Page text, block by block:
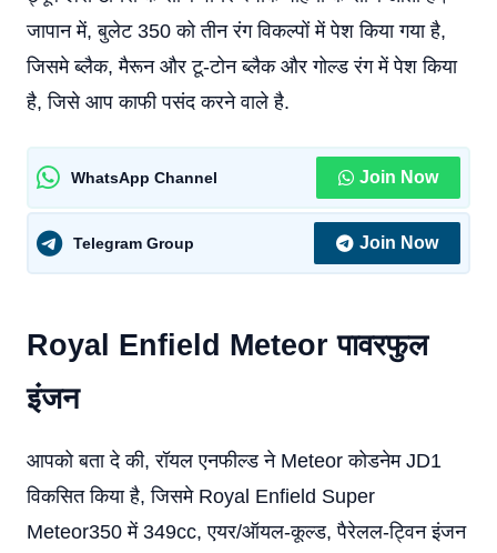
जापान में, बुलेट 350 को तीन रंग विकल्पों में पेश किया गया है,
जिसमे ब्लैक, मैरून और टू-टोन ब्लैक और गोल्ड रंग में पेश किया
है, जिसे आप काफी पसंद करने वाले है.
WhatsApp Channel Join Now
Telegram Group Join Now
Royal Enfield Meteorपावरफुल
इंजन
आपको बता दे की, रॉयल एनफील्ड ने Meteor कोडनेम JD1
विकसित किया है, जिसमे Royal Enfield Super
Meteor350 में 349cc, एयर/ऑयल-कूल्ड, पैरेलल-ट्विन इंजन